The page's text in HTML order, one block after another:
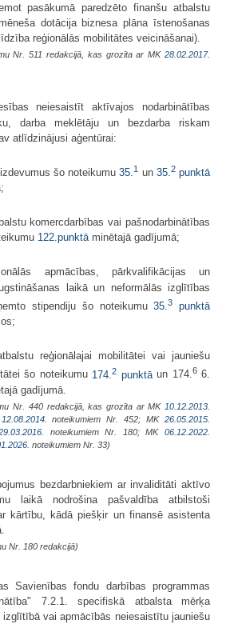
pasākumā paredzēto finanšu atbalstu
dotācija biznesa plāna īstenošanas
reģionālās mobilitātes veicināšanai).
Nr. 511 redakcijā, kas grozīta ar MK28.02.2017.
neiesaistīt aktīvajos nodarbinātības
darba meklētāju un bezdarba riskam
atlīdzinājusi aģentūrai:
šo noteikumu35.1 un 35. 2punktā
komercdarbības vai pašnodarbinātības
122.punktāminētajā gadījumā;
apmācības, pārkvalifikācijas un
laikā un neformālās izglītības
stipendiju šo noteikumu35.3
punktā
reģionālajai mobilitātei vai jauniešu
šo noteikumu 174. 2 punktāun 174.66.
gadījumā.
Nr. 440 redakcijā, kas grozīta ar MK 10.12.2013.
12.08.2014. noteikumiem Nr. 452; MK26.05.2015.
noteikumiem Nr. 180; MK06.12.2022.
noteikumiem Nr. 33)
bezdarbniekiem ar invaliditāti aktīvo
laikā nodrošina pašvaldība atbilstoši
kārtību, kādā piešķir un finansē asistenta
Nr. 180 redakcijā)
Savienības fondu darbības programmas
7.2.1. specifiskā atbalsta mērķa
izglītībā vai apmācībās neiesaistītu jauniešu